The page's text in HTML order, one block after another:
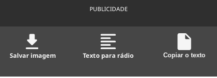
PUBLICIDADE
Salvar imagem Texto para rádio Copiar o texto